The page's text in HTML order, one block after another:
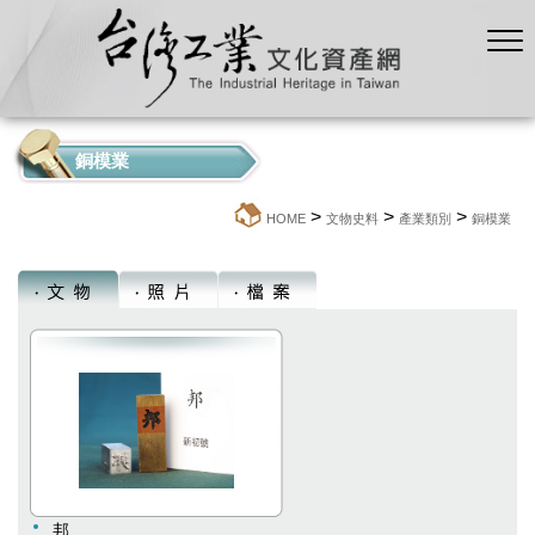
銅模業
HOME > 文物史料 > 產業類別 > 銅模業
邦